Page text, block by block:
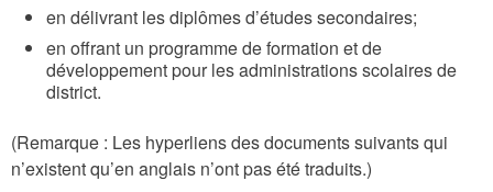
en délivrant les diplômes d’études secondaires;
en offrant un programme de formation et de
développement pour les administrations scolaires de
district.
(Remarque : Les hyperliens des documents suivants qui
n’existent qu’en anglais n’ont pas été traduits.)